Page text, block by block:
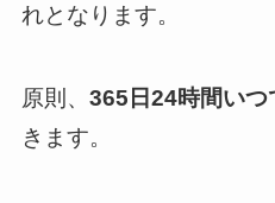
れとなります。
原則、 365日24時間いつ
きます。